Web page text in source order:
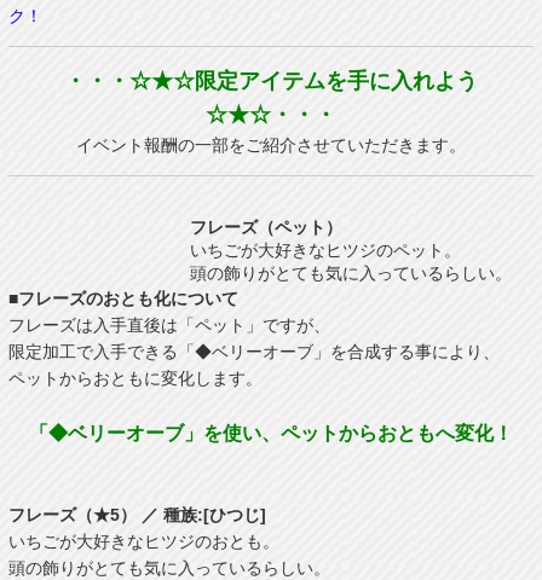
ク！
・・・☆★☆限定アイテムを手に入れよう
☆★☆・・・
イベント報酬の一部をご紹介させていただきます。
フレーズ（ペット）
いちごが大好きなヒツジのペット。
頭の飾りがとても気に入っているらしい。
■フレーズのおとも化について
フレーズは入手直後は「ペット」ですが、
限定加工で入手できる「◆ベリーオーブ」を合成する事により、
ペットからおともに変化します。
「◆ベリーオーブ」を使い、ペットからおともへ変化！
フレーズ（★5） ／ 種族:[ひつじ]
いちごが大好きなヒツジのおとも。
頭の飾りがとても気に入っているらしい。